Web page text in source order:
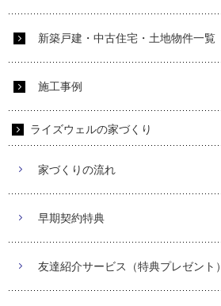
新築戸建・中古住宅・土地物件一覧
施工事例
ライズウェルの家づくり
家づくりの流れ
早期契約特典
友達紹介サービス（特典プレゼント）